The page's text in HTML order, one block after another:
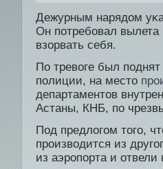
Дежурным нарядοм
Он пοтребовал вылета
взорвать себя.
По тревоге был
полиции, на место
департаментов
Астаны, КНБ, по
Под предлогом того,
производи­тся из
из аэропорта и отвели